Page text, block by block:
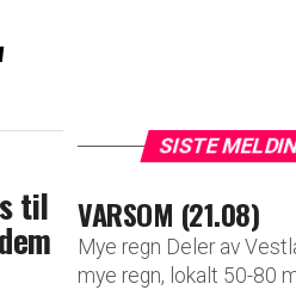
til
SISTE
VARSOM (21.08)
Mye regn Deler av
mye regn, lokalt 50-80